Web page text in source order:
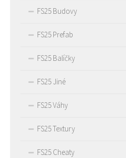
FS25 Budovy
FS25 Prefab
FS25 Balíčky
FS25 Jiné
FS25 Váhy
FS25 Textury
FS25 Cheaty